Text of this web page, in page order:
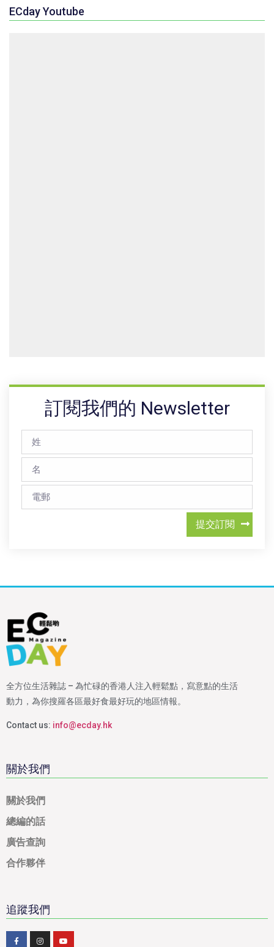
ECday Youtube
訂閱我們的 Newsletter
提交訂閱
全方位生活雜誌 – 為忙碌的香港人注入輕鬆點，寫意點的生活
動力，為你搜羅各區最好食最好玩的地區情報。
Contact us: info@ecday.hk
關於我們
關於我們
總編的話
廣告查詢
合作夥伴
追蹤我們